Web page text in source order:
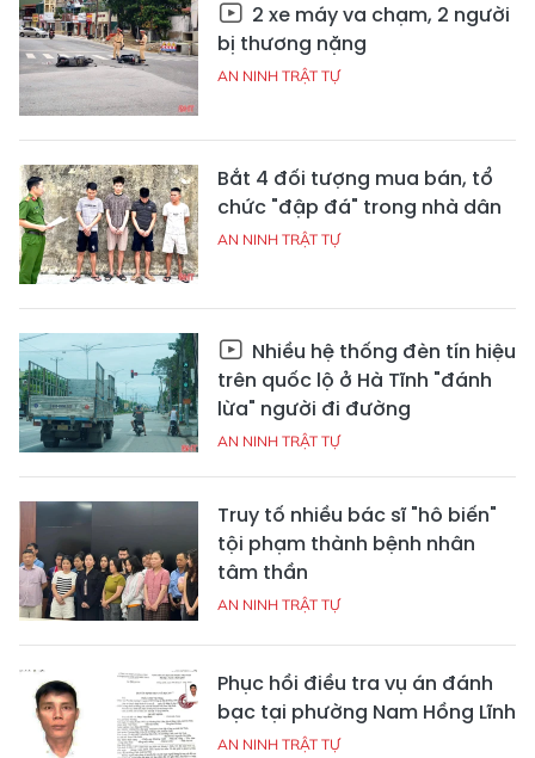
2 xe máy va chạm, 2 người
bị thương nặng
AN NINH TRẬT TỰ
Bắt 4 đối tượng mua bán, tổ
chức "đập đá" trong nhà dân
AN NINH TRẬT TỰ
Nhiều hệ thống đèn tín hiệu
trên quốc lộ ở Hà Tĩnh "đánh
lừa" người đi đường
AN NINH TRẬT TỰ
Truy tố nhiều bác sĩ "hô biến"
tội phạm thành bệnh nhân
tâm thần
AN NINH TRẬT TỰ
Phục hồi điều tra vụ án đánh
bạc tại phường Nam Hồng Lĩnh
AN NINH TRẬT TỰ